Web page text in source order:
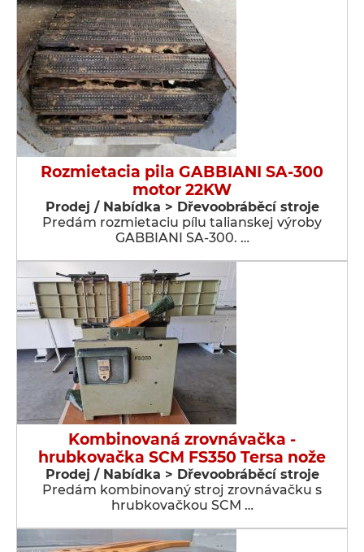
Rozmietacia pila GABBIANI SA-300
motor 22KW
Prodej / Nabídka > Dřevoobráběcí stroje
Predám rozmietaciu pílu talianskej výroby
GABBIANI SA-300. …
Kombinovaná zrovnávačka -
hrubkovačka SCM FS350 Tersa nože
Prodej / Nabídka > Dřevoobráběcí stroje
Predám kombinovaný stroj zrovnávačku s
hrubkovačkou SCM …